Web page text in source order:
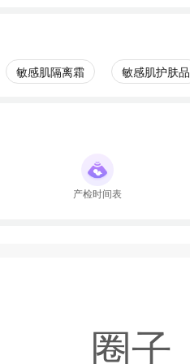
敏感肌隔离霜 敏感肌护肤品
产检时间表
圈子